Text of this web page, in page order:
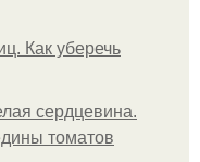
Как уберечь
сердцевина.
томатов